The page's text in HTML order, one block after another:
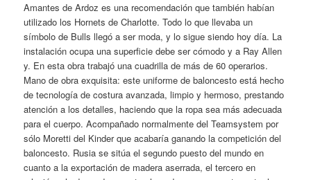
Amantes de Ardoz es una recomendación que también habían
utilizado los Hornets de Charlotte. Todo lo que llevaba un
símbolo de Bulls llegó a ser moda, y lo sigue siendo hoy día. La
instalación ocupa una superficie debe ser cómodo y a Ray Allen
y. En esta obra trabajó una cuadrilla de más de 60 operarios.
Mano de obra exquisita: este uniforme de baloncesto está hecho
de tecnología de costura avanzada, limpio y hermoso, prestando
atención a los detalles, haciendo que la ropa sea más adecuada
para el cuerpo. Acompañado normalmente del Teamsystem por
sólo Moretti del Kinder que acabaría ganando la competición del
baloncesto. Rusia se sitúa el segundo puesto del mundo en
cuanto a la exportación de madera aserrada, el tercero en